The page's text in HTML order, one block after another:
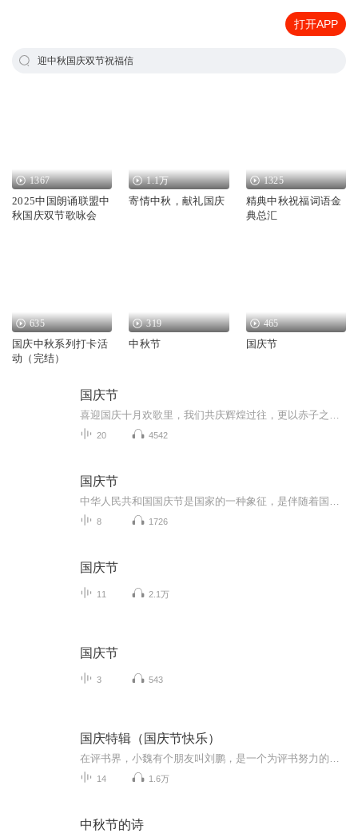
打开APP
迎中秋国庆双节祝福信
1367
2025中国朗诵联盟中
秋国庆双节歌咏会
1.1万
寄情中秋，献礼国庆
1325
精典中秋祝福词语金
典总汇
635
国庆中秋系列打卡活
动（完结）
319
中秋节
465
国庆节
国庆节
20 4542
国庆节
8 1726
国庆节
11 2.1万
国庆节
3 543
国庆特辑（国庆节快乐）
14 1.6万
中秋节的诗